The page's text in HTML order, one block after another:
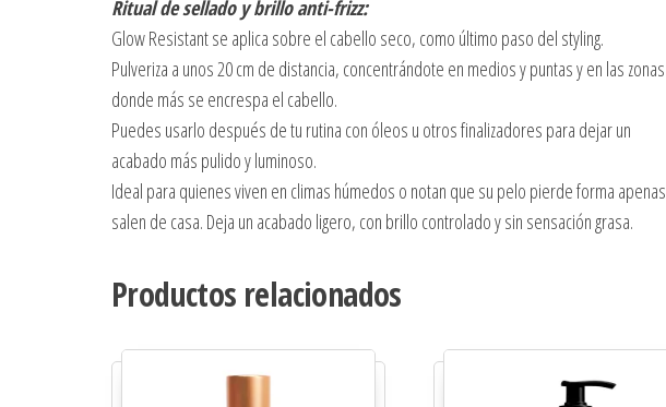
Ritual de sellado y brillo anti-frizz:
Glow Resistant se aplica sobre el cabello seco, como último paso del styling.
Pulveriza a unos 20 cm de distancia, concentrándote en medios y puntas y en las zonas
donde más se encrespa el cabello.
Puedes usarlo después de tu rutina con óleos u otros finalizadores para dejar un
acabado más pulido y luminoso.
Ideal para quienes viven en climas húmedos o notan que su pelo pierde forma apenas
salen de casa. Deja un acabado ligero, con brillo controlado y sin sensación grasa.
Productos relacionados